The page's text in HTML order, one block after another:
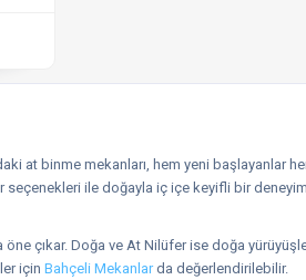
at binme mekanları, hem yeni başlayanlar
seçenekleri ile doğayla iç içe keyifli bir
çıkar. Doğa ve At Nilüfer ise doğa
için Bahçeli Mekanlarda değerlendirilebilir.